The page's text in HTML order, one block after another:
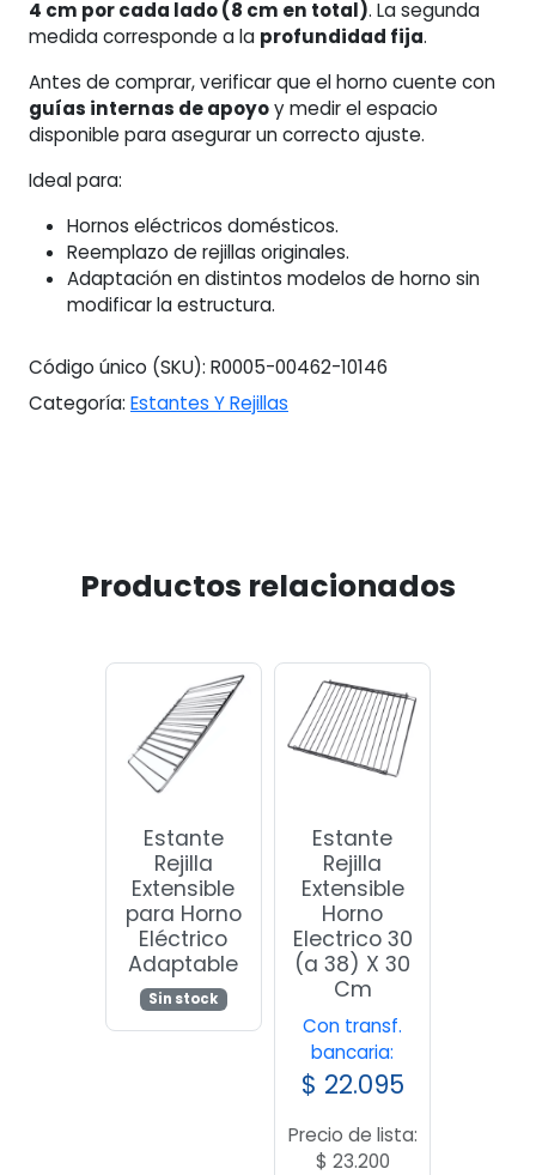
4 cm por cada lado (8 cm en total). La segunda
medida corresponde a la profundidad fija.
Antes de comprar, verificar que el horno cuente con
guías internas de apoyoy medir el espacio
disponible para asegurar un correcto ajuste.
Ideal para:
Hornos eléctricos domésticos.
Reemplazo de rejillas originales.
Adaptación en distintos modelos de horno sin
modificar la estructura.
Código único (SKU): R0005-00462-10146
Categoría: Estantes Y Rejillas
Productos relacionados
Estante
Rejilla
Extensible
para Horno
Eléctrico
Adaptable
Sin stock
Estante
Rejilla
Extensible
Horno
Electrico 30
(a 38) X 30
Cm
Con transf.
bancaria:
$ 22.095
Precio de lista:
$ 23.200